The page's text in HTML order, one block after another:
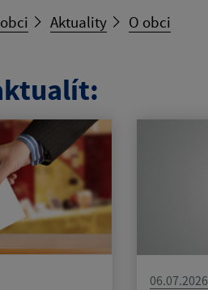
Aktuality O obci
06.07.2026